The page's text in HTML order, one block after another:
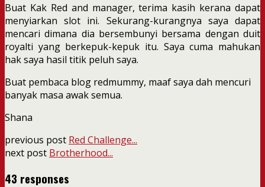
Buat Kak Red and manager, terima kasih kerana dapat
menyiarkan slot ini. Sekurang-kurangnya saya dapat
mencari dimana dia bersembunyi bersama dengan duit
royalti yang berkepuk-kepuk itu. Saya cuma mahukan
hak saya hasil titik peluh saya.
Buat pembaca blog redmummy, maaf saya dah mencuri
banyak masa awak semua.
Shana
previous post Red Challenge...
next post Brotherhood...
43 responses